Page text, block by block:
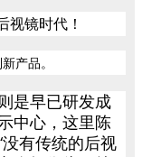
产品。
是早已研发成
中心，这里陈
有传统的后视